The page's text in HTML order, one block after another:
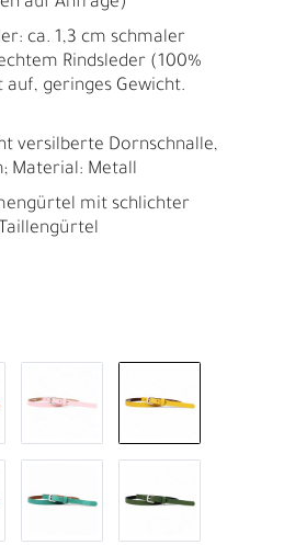
ca. 1,3 cm schmaler
Rindsleder (100%
geringes Gewicht.
versilberte Dornschnalle,
Material: Metall
mit schlichter